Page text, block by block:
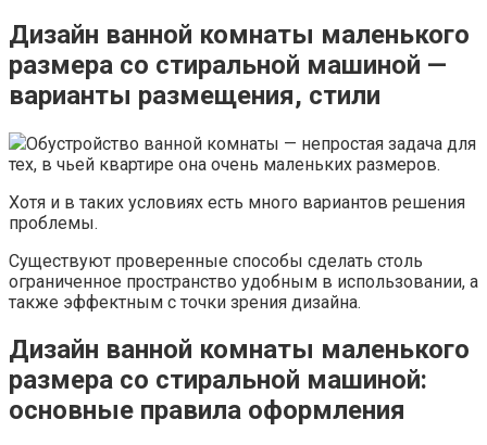
Дизайн ванной комнаты маленького
размера со стиральной машиной —
варианты размещения, стили
Обустройство ванной комнаты — непростая задача для
тех, в чьей квартире она очень маленьких размеров.
Хотя и в таких условиях есть много вариантов решения
проблемы.
Существуют проверенные способы сделать столь
ограниченное пространство удобным в использовании, а
также эффектным с точки зрения дизайна.
Дизайн ванной комнаты маленького
размера со стиральной машиной:
основные правила оформления